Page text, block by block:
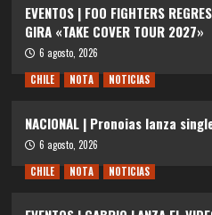
EVENTOS | FOO FIGHTERS
GIRA «TAKE COVER TOUR 2027»
6 agosto, 2026
CHILE
NOTA NOTICIAS
NACIONAL | Pronoias lanza
6 agosto, 2026
CHILE
NOTA NOTICIAS